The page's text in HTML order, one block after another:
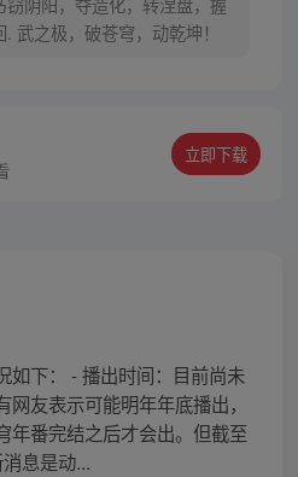
武之极，破苍穹，动乾坤！
立即下载
如下： - 播出时间：目前尚未
友表示可能明年年底播出，
年番完结之后才会出。但截至
息是动...